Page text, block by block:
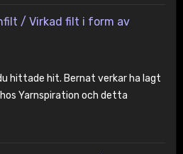
/ Virkad filt i form av
hittade hit. Bernat verkar ha lagt
Yarnspiration och detta